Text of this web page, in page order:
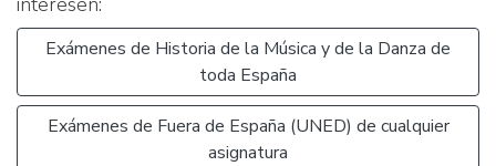
Exámenes de Historia de la Música y de la Danza de
toda España
Exámenes de Fuera de España (UNED) de cualquier
asignatura